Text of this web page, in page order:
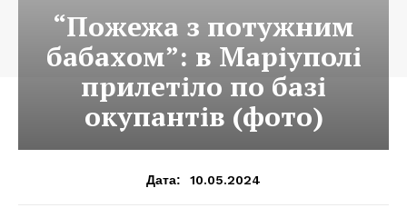
“Пожежа з потужним
бабахом”: в Маріуполі
прилетіло по базі
окупантів (фото)
Дата: 10.05.2024